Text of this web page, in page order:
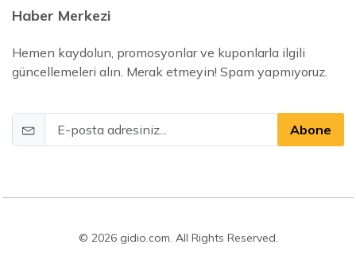
Haber Merkezi
Hemen kaydolun, promosyonlar ve kuponlarla ilgili
güncellemeleri alın. Merak etmeyin! Spam yapmıyoruz.
Abone
© 2026 gidio.com. All Rights Reserved.